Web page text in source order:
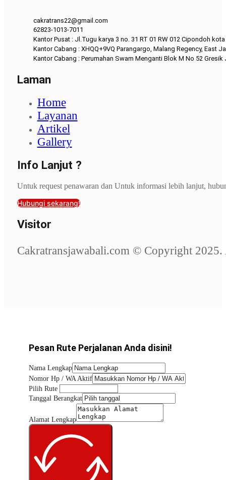
cakratrans22@gmail.com
62823-1013-7011
Kantor Pusat : Jl.Tugu karya 3 no. 31 RT 01 RW 012 Cipondoh
Kantor Cabang : XHQQ+9VQ Parangargo, Malang Regency, East
Kantor Cabang : Perumahan Swam Menganti Blok M No 52 Gresik
Laman
Home
Layanan
Artikel
Gallery
Info Lanjut ?
Untuk request penawaran dan Untuk informasi lebih lanjut,
Hubungi sekarang!
Visitor
Cakratransjawabali.com © Copyright 2025.
Pesan Rute Perjalanan Anda disini!
Nama Lengkap
Nomor Hp / WA Aktif
Pilih Rute
Tanggal Berangkat
Alamat Lengkap